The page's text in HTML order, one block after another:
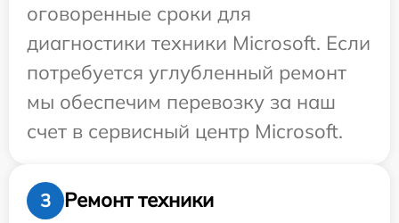
оговоренные сроки для
диагностики техники Microsoft. Если
потребуется углубленный ремонт
мы обеспечим перевозку за наш
счет в сервисный центр Microsoft.
3
Ремонт техники